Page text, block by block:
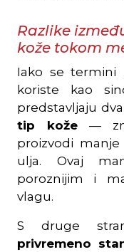
Razlike
kože tokom
Iako se termini
koriste kao
predstavljaju
tip kože—
proizvodi
ulja. Ovaj
poroznijim i
vlagu.
S druge
privremeno